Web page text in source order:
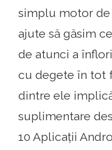
simplu motor de
ajute să găsim
de atunci a
cu degete în tot
dintre ele
suplimentare
10 Aplicații